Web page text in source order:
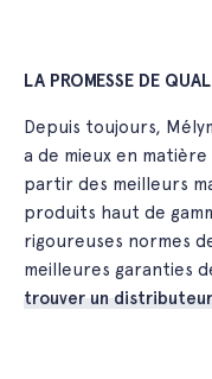
LA PROMESSE DE
Depuis toujours,
a de mieux en
partir des meilleurs
produits haut de
rigoureuses normes
meilleures garanties
trouver un distributeur